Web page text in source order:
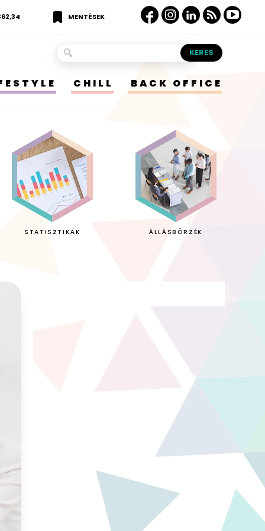
MENTÉSEK
CHILL BACK OFFICE
STATISZTIKÁK ÁLLÁSBÖRZÉK